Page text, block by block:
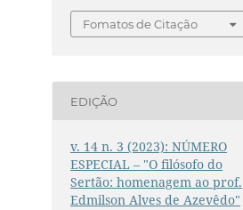
Fomatos de Citação
EDIÇÃO
v. 14 n. 3 (2023): NÚMERO
ESPECIAL – "O filósofo do
Sertão: homenagem ao prof.
Edmilson Alves de Azevêdo"